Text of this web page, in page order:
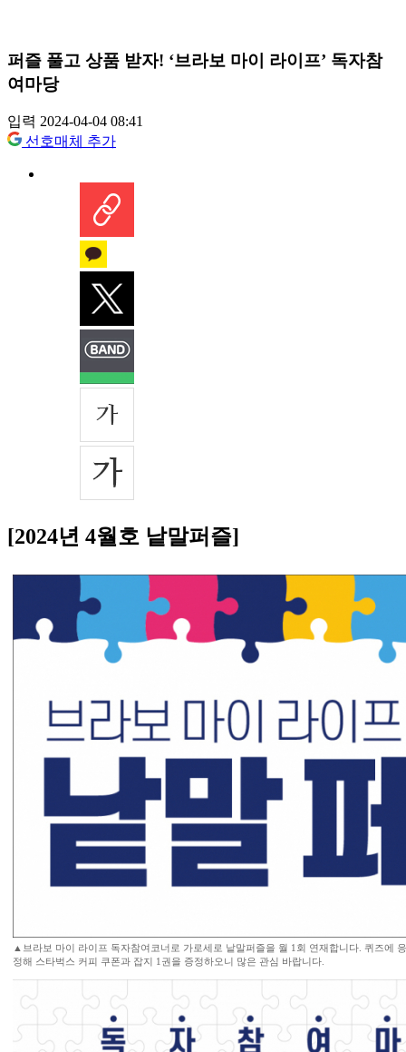
퍼즐 풀고 상품 받자! ‘브라보 마이 라이프’ 독자참
여마당
입력 2024-04-04 08:41
선호매체 추가
[2024년 4월호 낱말퍼즐]
▲브라보 마이 라이프 독자참여코너로 가로세로 낱말퍼즐을 월 1회 연재합니다. 퀴즈에
정해 스타벅스 커피 쿠폰과 잡지 1권을 증정하오니 많은 관심 바랍니다.